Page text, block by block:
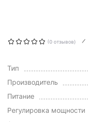
(0 отзывов)
Тип
Производитель
Питание
Регулировка мощности